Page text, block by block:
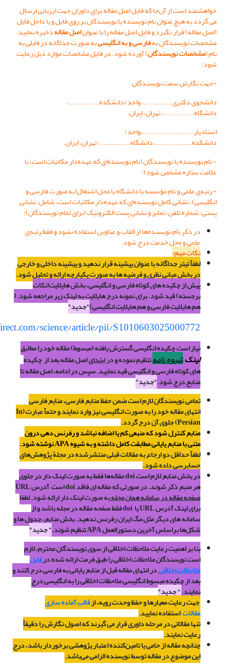
خواهشمند است از آن‌جا که فایل اصل مقاله برای داوران جهت ارزیابی ارسال
می گردد به هیچ عنوان نام نویسنده یا نویسندگان بر روی فایل و یا داخل فایل
(اصل مقاله) قرار نگیرد و فایل اصل مقاله را با عنواناصل مقالهذخیره نمایید.
مشخصات نویسندگان بهفارسی و به انگلیسیبه صورت جداگانه در فایلی به
نام (مشخصات نویسندگان) آورده شود. در فایل مشخصات موارد ذیل رعایت
شود:
-جهت نگارش سمت نویسندگان
دانشجوی دکتری..............، واحد/دانشکده...............،
دانشگاه...............، تهران، ایران.
استادیار.........................،واحد/
دانشکده..................،دانشگاه...............، تهران، ایران.
- نام نویسنده یا نویسندگان (نام نویسنده‌ای که عهده‌دار مکاتبات است، با
علامت ستاره مشخص شود)؛
- رتبه‌ی علمی و نام مؤسسه یا دانشگاه یا محل اشتغال(به صورت فارسی و
انگلیسی)، نشانی کامل نویسنده‌ای که عهده‌دار مکاتبات است، شامل: نشانی
پستی، شماره تلفن، نمابر و نشانی پست‌ الکترونیک (برای تمام نویسندگان)؛
در ذکر نام نویسنده‌ها از القاب و عناوین استفاده نشود و فقط رتبه‌ی
علمی و محل خدمت درج شود.
نکات مهم:
لطفاً تیتر جداگانه با عنوان پیشینه قرار ندهید و پیشینه داخلی و خارجی
در بخش مبانی نظری و فرضیه ­ها به صورت یکپارچه ارائه و تحلیل شود.
پیش از چکیده های کوتاه فارسی و انگلیسی، بخش هایلایت(نکات
برجسته) قید شود. برای نمونه درج هایلایت به لینک زیر مراجعه شود. (
هم هایلایت فارسی و هم هایلایت انگلیسی)"جدید"
science/article/pii/S1010603025000772
نیاز است چکیده انگلیسی گسترش یافته (مبسوط) مقاله خود را مطابق
لینکشیوه نامهتتظیم نموده و درابتدایاصل مقاله بعد از چکیده
های کوتاه فارسی و انگلیسی قید نمایید. سپس در ادامه، اصل مقاله تا
منابع درج شود."جدید"
تمامینویسندگان لازم است ضمن حفظ منابع فارسی، منابع فارسی
انتهای مقاله خود را به صورت انگلیسی نیز وارد نمایند و حتماً عبارت (In
Persian) جلوی آن درج گردد.
منابع کنترل شود که منبعی کم یا اضافه نباشد و رفرنس دهی درون
متنی با منابع پایانی مطابقت کامل داشته و به شیوه APA نوشته شود.
لطفاً حداقل دو ارجاع به مقالات قبلی منتشرشده در مجلة پژوهش‌های
حسابرسی داده شود.
در بخش منابع لازم است doi مقاله‌ها فقط به صورت لینک دار در جلوی
هر منبع ذکر شوند. در صورتی که مقاله ای فاقد doi است آدرس URL
صفحه مقاله در سامانه ‌همان مجلهبه صورت لینک دار ارائه شود. لطفا
برای لینک آدرس URL یا doiفقط صفحه مقاله در مجله باشد و از
سامانه های دیگر مثل مگ ایران رفرنس ندهید. بخش منابع، جدول ها و
شکل‌ها براساس آخرین دستورالعمل APA تنظیم شوند.
" جدید"
بنا بر اهمیت رعایت ملاحظات اخلاقی از سوی نویسندگان محترم، لازم
است نویسندگان ملاحظات اخلاقی را طبق فرمت ارائه شده درفایل
ملاحظات اخلاقیدر انتهای مقاله قبل از منابع پایانی به فارسی درج کنند و
بعد از چکیده مبسوط انگلیسی ملاحظات اخلاقی را به انگلیسی درج
نمایند." جدید"
جهت رعایت معیارها و حفظ وحدت رویه، ازقالب آماده سازی
مقالاتاستفاده نمایید.
تنها مقالاتی در مرحله داوری قرار می گیرند که اصول نگارش را دقیقاً
رعایت نمایند.
چنانچه مقاله از حامی یا تامین‌کننده اعتبار پژوهشی برخوردار باشد، درج
این موضوع در مقاله توسط نویسنده الزامی می‌باشد.